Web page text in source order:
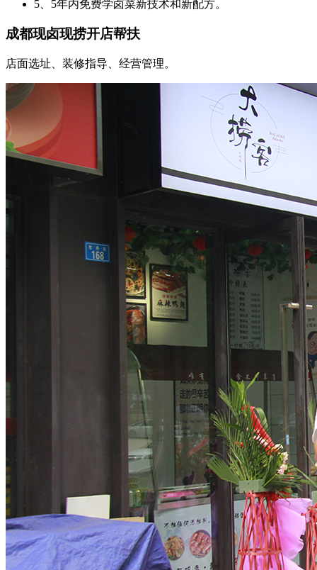
5、5年内免费学卤菜新技术和新配方。
成都现卤现捞开店帮扶
店面选址、装修指导、经营管理。